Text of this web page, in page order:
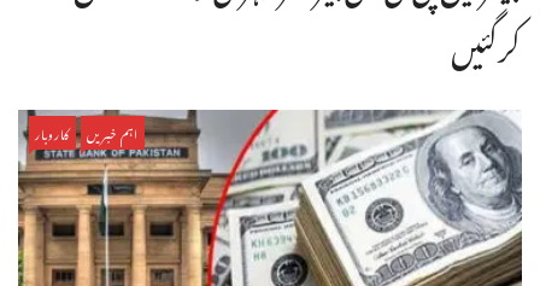
کرگئیں
اہم خبریں کاروبار